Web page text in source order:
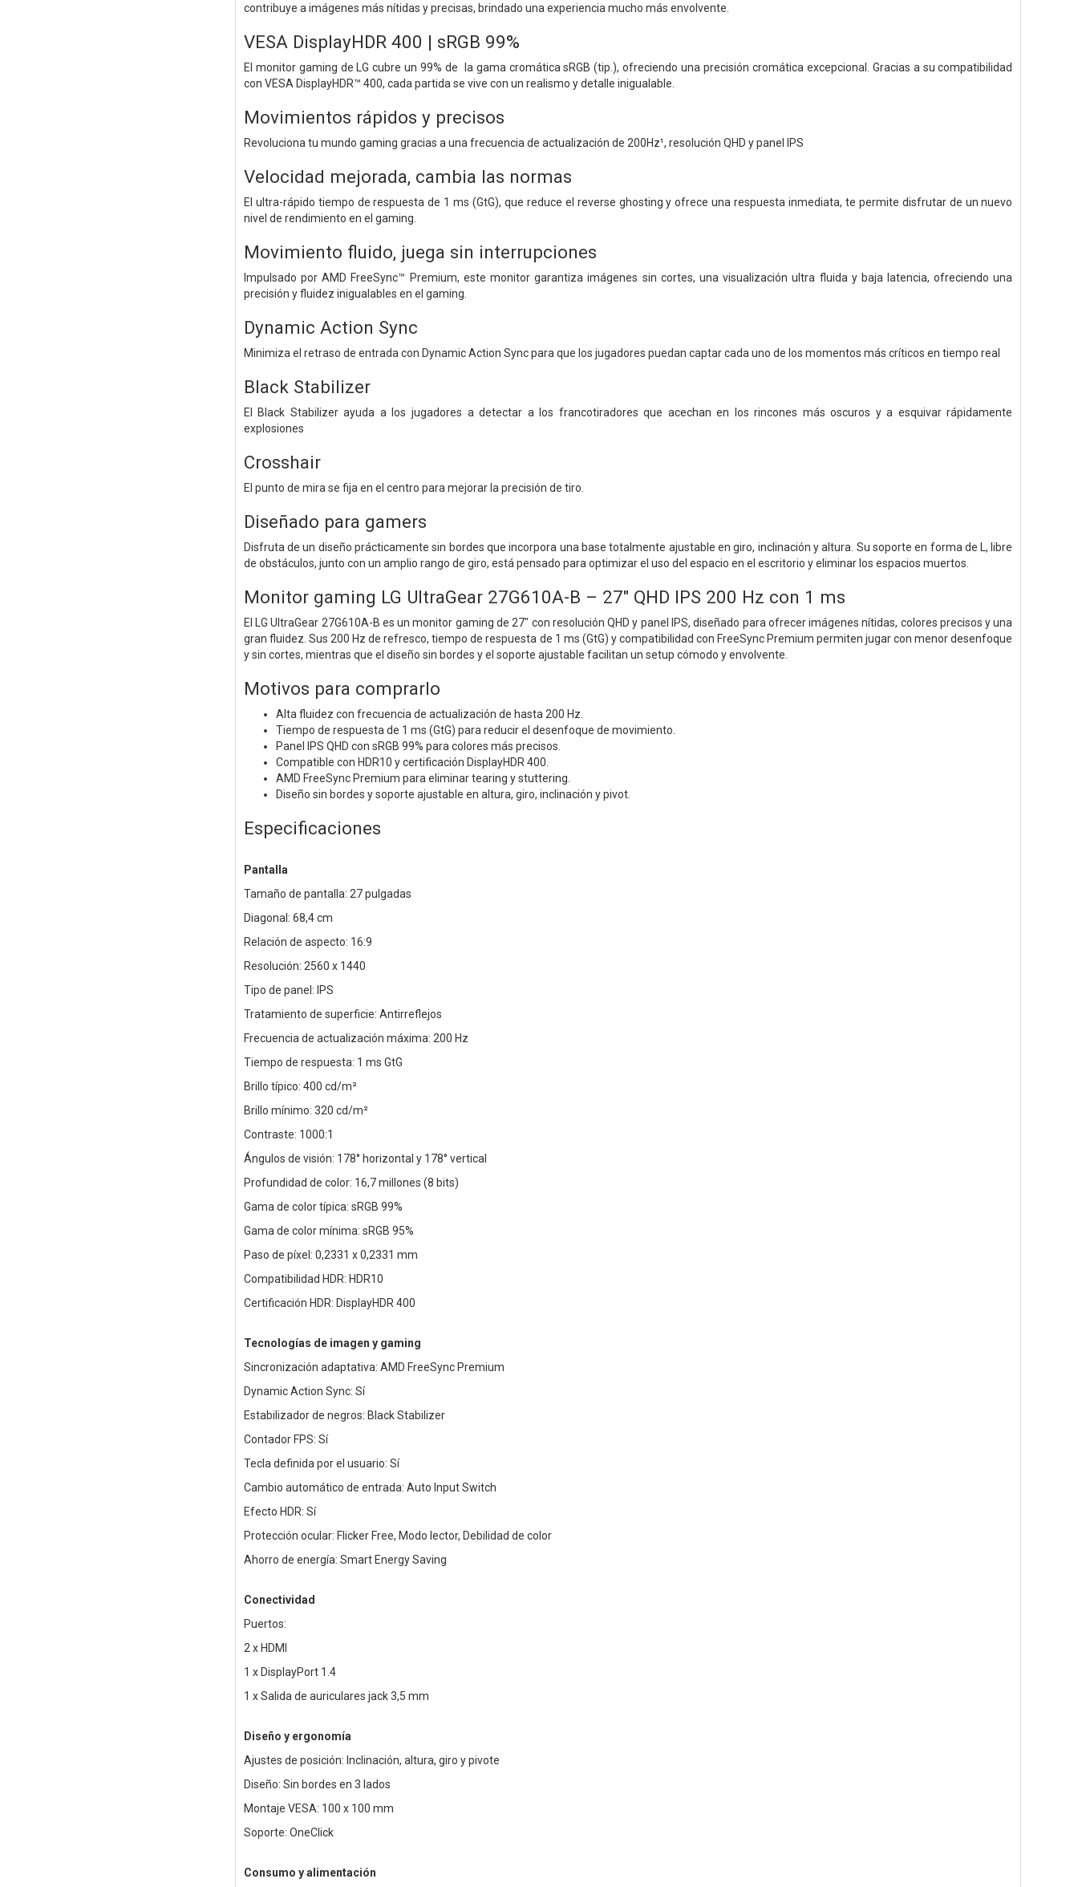
contribuye a imágenes más nítidas y precisas, brindado una experiencia mucho más envolvente.
VESA DisplayHDR 400 | sRGB 99%
El monitor gaming de LG cubre un 99% de la gama cromática sRGB (tip.), ofreciendo una precisión cromática excepcional. Gracias a su compatibilidad
con VESA DisplayHDR™ 400, cada partida se vive con un realismo y detalle inigualable.
Movimientos rápidos y precisos
Revoluciona tu mundo gaming gracias a una frecuencia de actualización de 200Hz¹, resolución QHD y panel IPS
Velocidad mejorada, cambia las normas
El ultra-rápido tiempo de respuesta de 1 ms (GtG), que reduce el reverse ghosting y ofrece una respuesta inmediata, te permite disfrutar de un nuevo
nivel de rendimiento en el gaming.
Movimiento fluido, juega sin interrupciones
Impulsado por AMD FreeSync™ Premium, este monitor garantiza imágenes sin cortes, una visualización ultra fluida y baja latencia, ofreciendo una
precisión y fluidez inigualables en el gaming.
Dynamic Action Sync
Minimiza el retraso de entrada con Dynamic Action Sync para que los jugadores puedan captar cada uno de los momentos más críticos en tiempo real
Black Stabilizer
El Black Stabilizer ayuda a los jugadores a detectar a los francotiradores que acechan en los rincones más oscuros y a esquivar rápidamente
explosiones
Crosshair
El punto de mira se fija en el centro para mejorar la precisión de tiro.
Diseñado para gamers
Disfruta de un diseño prácticamente sin bordes que incorpora una base totalmente ajustable en giro, inclinación y altura. Su soporte en forma de L, libre
de obstáculos, junto con un amplio rango de giro, está pensado para optimizar el uso del espacio en el escritorio y eliminar los espacios muertos.
Monitor gaming LG UltraGear 27G610A-B – 27" QHD IPS 200 Hz con 1 ms
El LG UltraGear 27G610A-B es un monitor gaming de 27" con resolución QHD y panel IPS, diseñado para ofrecer imágenes nítidas, colores precisos y una
gran fluidez. Sus 200 Hz de refresco, tiempo de respuesta de 1 ms (GtG) y compatibilidad con FreeSync Premium permiten jugar con menor desenfoque
y sin cortes, mientras que el diseño sin bordes y el soporte ajustable facilitan un setup cómodo y envolvente.
Motivos para comprarlo
Alta fluidez con frecuencia de actualización de hasta 200 Hz.
Tiempo de respuesta de 1 ms (GtG) para reducir el desenfoque de movimiento.
Panel IPS QHD con sRGB 99% para colores más precisos.
Compatible con HDR10 y certificación DisplayHDR 400.
AMD FreeSync Premium para eliminar tearing y stuttering.
Diseño sin bordes y soporte ajustable en altura, giro, inclinación y pivot.
Especificaciones
Pantalla
Tamaño de pantalla: 27 pulgadas
Diagonal: 68,4 cm
Relación de aspecto: 16:9
Resolución: 2560 x 1440
Tipo de panel: IPS
Tratamiento de superficie: Antirreflejos
Frecuencia de actualización máxima: 200 Hz
Tiempo de respuesta: 1 ms GtG
Brillo típico: 400 cd/m²
Brillo mínimo: 320 cd/m²
Contraste: 1000:1
Ángulos de visión: 178° horizontal y 178° vertical
Profundidad de color: 16,7 millones (8 bits)
Gama de color típica: sRGB 99%
Gama de color mínima: sRGB 95%
Paso de píxel: 0,2331 x 0,2331 mm
Compatibilidad HDR: HDR10
Certificación HDR: DisplayHDR 400
Tecnologías de imagen y gaming
Sincronización adaptativa: AMD FreeSync Premium
Dynamic Action Sync: Sí
Estabilizador de negros: Black Stabilizer
Contador FPS: Sí
Tecla definida por el usuario: Sí
Cambio automático de entrada: Auto Input Switch
Efecto HDR: Sí
Protección ocular: Flicker Free, Modo lector, Debilidad de color
Ahorro de energía: Smart Energy Saving
Conectividad
Puertos:
2 x HDMI
1 x DisplayPort 1.4
1 x Salida de auriculares jack 3,5 mm
Diseño y ergonomía
Ajustes de posición: Inclinación, altura, giro y pivote
Diseño: Sin bordes en 3 lados
Montaje VESA: 100 x 100 mm
Soporte: OneClick
Consumo y alimentación